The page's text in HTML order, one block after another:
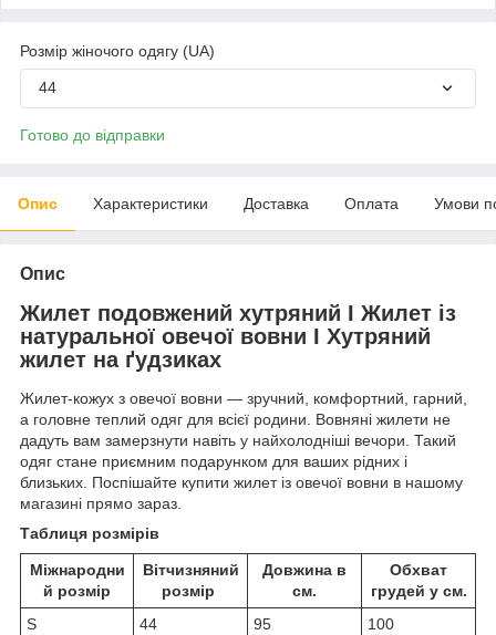
Розмір жіночого одягу (UA)
44
Готово до відправки
Опис Характеристики Доставка Оплата Умови
Опис
Жилет подовжений хутряний I Жилет із
натуральної овечої вовни I Хутряний
жилет на ґудзиках
Жилет-кожух з овечої вовни — зручний, комфортний, гарний,
а головне теплий одяг для всієї родини. Вовняні жилети не
дадуть вам замерзнути навіть у найхолодніші вечори. Такий
одяг стане приємним подарунком для ваших рідних і
близьких. Поспішайте купити жилет із овечої вовни в нашому
магазині прямо зараз.
Таблиця розмірів
Міжнародни
й розмір
Вітчизняний
розмір
Довжина в
см.
Обхват
грудей у см.
S
44 95
100